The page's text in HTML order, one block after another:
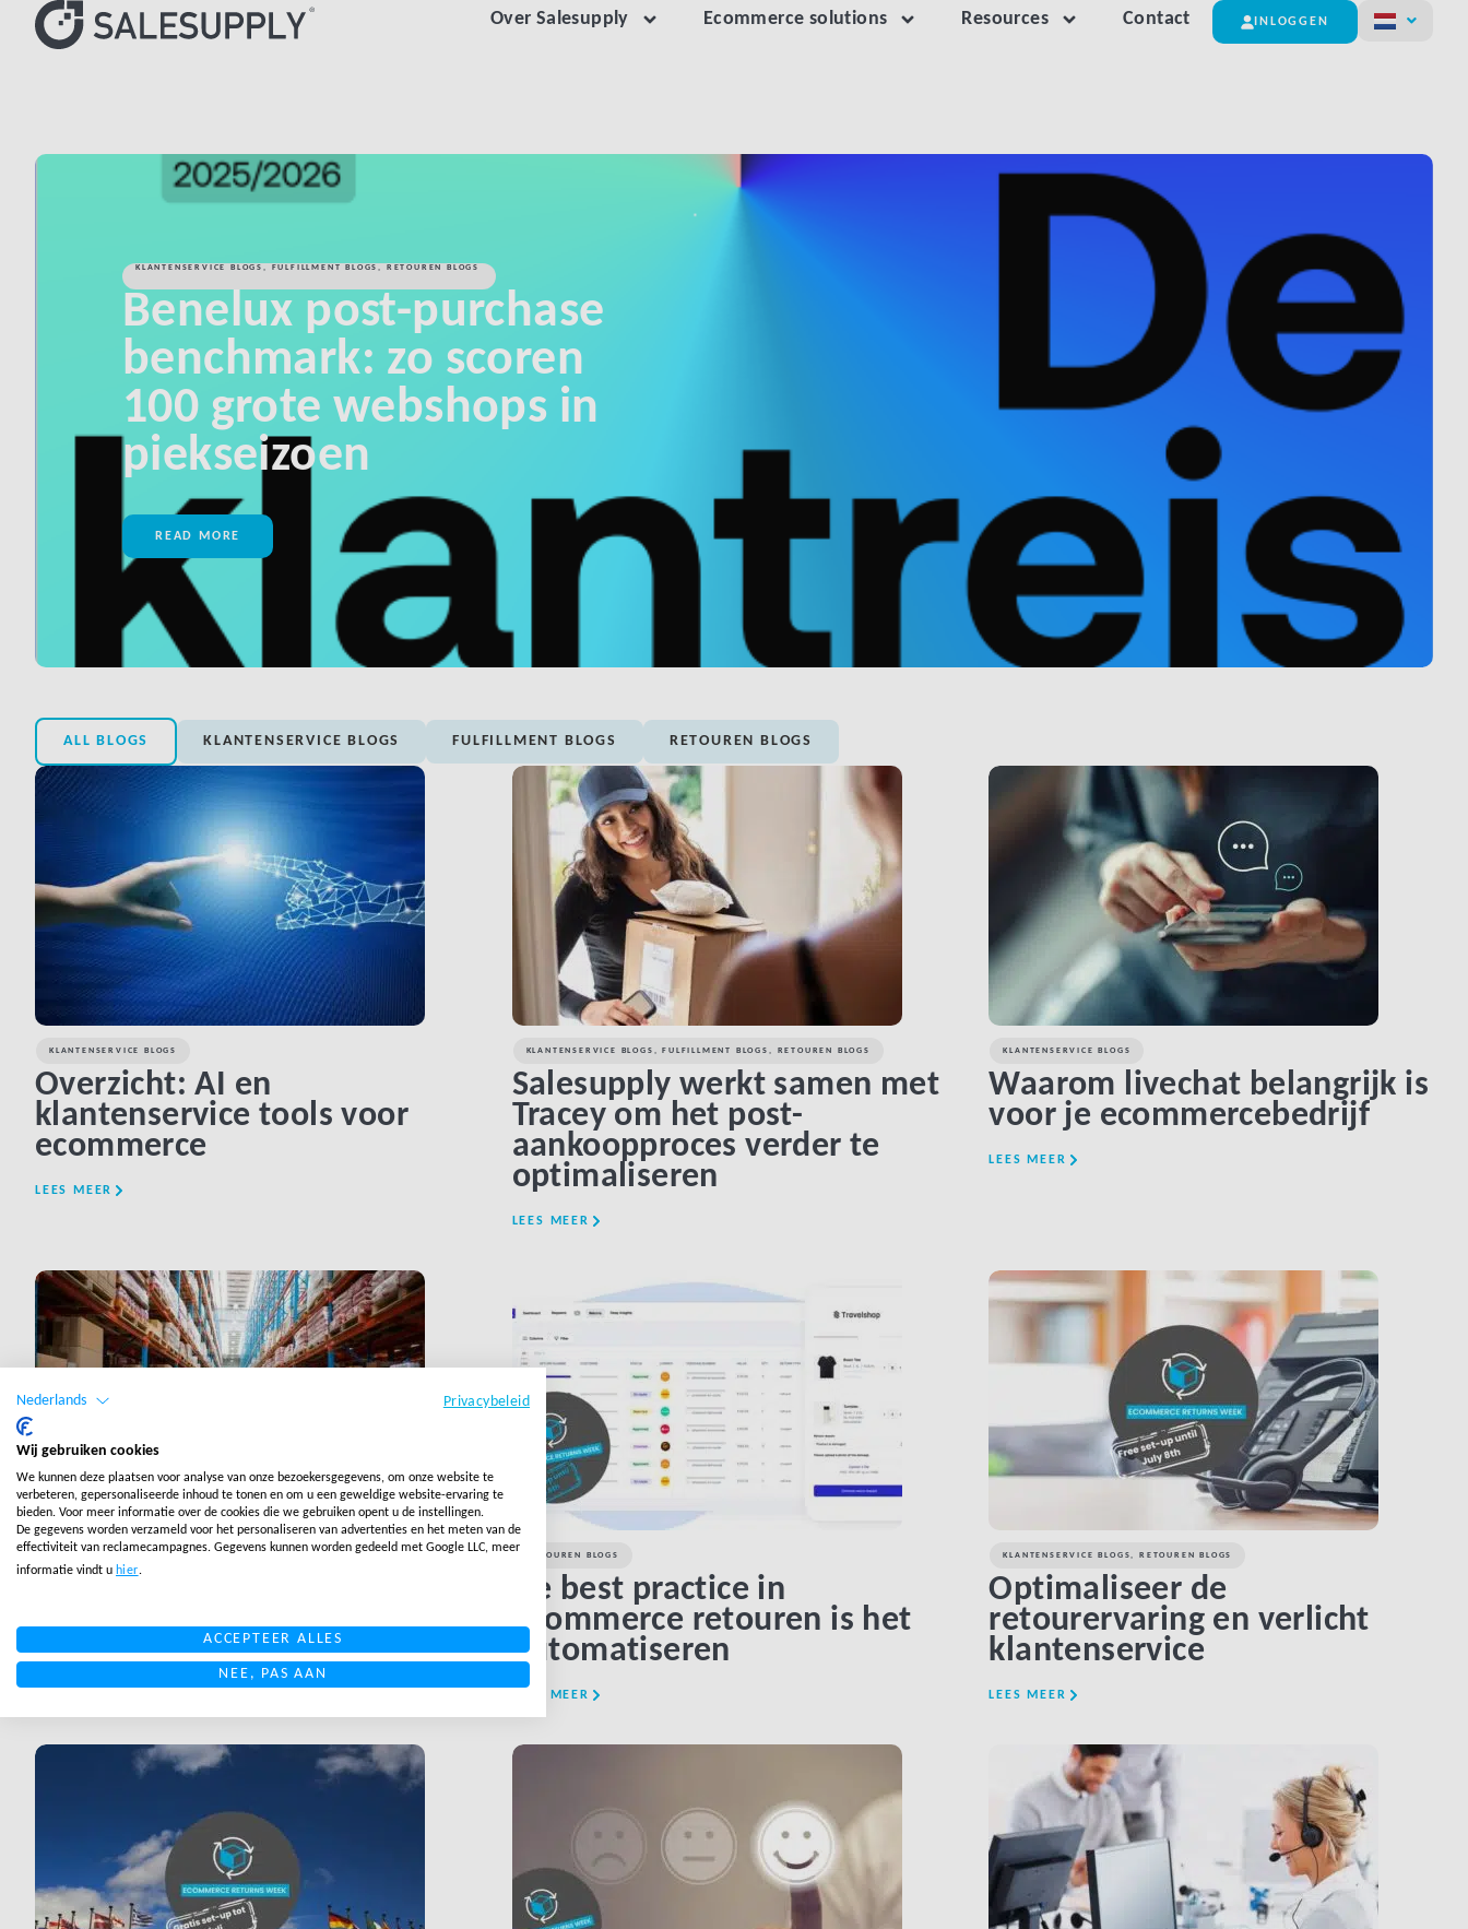
Over Salesupply Ecommerce solutions Resources Contact INLOGGEN
KLANTENSERVICE BLOGS, FULFILLMENT BLOGS, RETOUREN BLOGS
Benelux post-purchase
benchmark: zo scoren
100 grote webshops in
piekseizoen
READ MORE
ALL BLOGS KLANTENSERVICE BLOGS FULFILLMENT BLOGS RETOUREN BLOGS
KLANTENSERVICE BLOGS
Overzicht: AI en
klantenservice tools voor
ecommerce
LEES MEER
KLANTENSERVICE BLOGS ,FULFILLMENT BLOGS RETOUREN BLOGS
Salesupply werkt samen met
Tracey om het post-
aankoopproces verder te
optimaliseren
LEES MEER
KLANTENSERVICE BLOGS
Waarom ​​livechat belangrijk is
voor je ecommercebedrijf
LEES MEER
LINK BTN
Fulfilment locatie?
LEES MEER
LINK BTN
RETOUREN BLOGS
De best practice in
ecommerce retouren is het
automatiseren
LEES MEER
LINK BTN
KLANTENSERVICE BLOGS RETOUREN BLOGS
Optimaliseer de
retourervaring en verlicht
klantenservice
LEES MEER
Nederlands Privacybeleid
Wij gebruiken cookies
We kunnen deze plaatsen voor analyse van onze bezoekersgegevens, om onze website te
verbeteren, gepersonaliseerde inhoud te tonen en om u een geweldige website-ervaring te
bieden. Voor meer informatie over de cookies die we gebruiken opent u de instellingen.
De gegevens worden verzameld voor het personaliseren van advertenties en het meten van de
effectiviteit van reclamecampagnes. Gegevens kunnen worden gedeeld met Google LLC, meer
informatie vindt u hier.
ACCEPTEER ALLES
NEE, PAS AAN